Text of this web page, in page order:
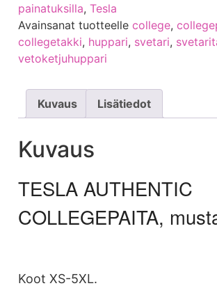
painatuksilla, Tesla
Avainsanat tuotteelle college,
collegetakki, huppari, svetari,
vetoketjuhuppari
Kuvaus Lisätiedot
Kuvaus
TESLA AUTHENTIC
COLLEGEPAITA,
Koot XS-5XL.